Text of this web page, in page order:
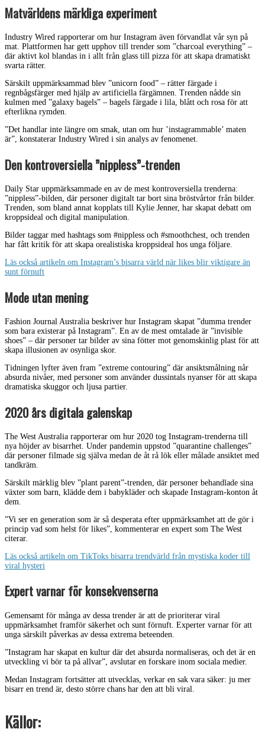
Matvärldens märkliga experiment
Industry Wired rapporterar om hur Instagram även förvandlat vår syn på
mat. Plattformen har gett upphov till trender som ”charcoal everything” –
där aktivt kol blandas in i allt från glass till pizza för att skapa dramatiskt
svarta rätter.
Särskilt uppmärksammad blev ”unicorn food” – rätter färgade i
regnbågsfärger med hjälp av artificiella färgämnen. Trenden nådde sin
kulmen med ”galaxy bagels” – bagels färgade i lila, blått och rosa för att
efterlikna rymden.
”Det handlar inte längre om smak, utan om hur ’instagrammable’ maten
är”, konstaterar Industry Wired i sin analys av fenomenet.
Den kontroversiella ”nippless”-trenden
Daily Star uppmärksammade en av de mest kontroversiella trenderna:
”nippless”-bilden, där personer digitalt tar bort sina bröstvårtor från bilder.
Trenden, som bland annat kopplats till Kylie Jenner, har skapat debatt om
kroppsideal och digital manipulation.
Bilder taggar med hashtags som #nippless och #smoothchest, och trenden
har fått kritik för att skapa orealistiska kroppsideal hos unga följare.
Läs också artikeln om Instagram’s bisarra värld när likes blir viktigare än
sunt förnuft
Mode utan mening
Fashion Journal Australia beskriver hur Instagram skapat ”dumma trender
som bara existerar på Instagram”. En av de mest omtalade är ”invisible
shoes” – där personer tar bilder av sina fötter mot genomskinlig plast för att
skapa illusionen av osynliga skor.
Tidningen lyfter även fram ”extreme contouring” där ansiktsmålning når
absurda nivåer, med personer som använder dussintals nyanser för att skapa
dramatiska skuggor och ljusa partier.
2020 års digitala galenskap
The West Australia rapporterar om hur 2020 tog Instagram-trenderna till
nya höjder av bisarrhet. Under pandemin uppstod ”quarantine challenges”
där personer filmade sig själva medan de åt rå lök eller målade ansiktet med
tandkräm.
Särskilt märklig blev ”plant parent”-trenden, där personer behandlade sina
växter som barn, klädde dem i babykläder och skapade Instagram-konton åt
dem.
”Vi ser en generation som är så desperata efter uppmärksamhet att de gör i
princip vad som helst för likes”, kommenterar en expert som The West
citerar.
Läs också artikeln om TikToks bisarra trendvärld från mystiska koder till
viral hysteri
Expert varnar för konsekvenserna
Gemensamt för många av dessa trender är att de prioriterar viral
uppmärksamhet framför säkerhet och sunt förnuft. Experter varnar för att
unga särskilt påverkas av dessa extrema beteenden.
”Instagram har skapat en kultur där det absurda normaliseras, och det är en
utveckling vi bör ta på allvar”, avslutar en forskare inom sociala medier.
Medan Instagram fortsätter att utvecklas, verkar en sak vara säker: ju mer
bisarr en trend är, desto större chans har den att bli viral.
Källor: